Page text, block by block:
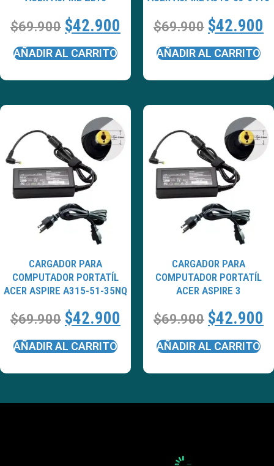
$69.900 $42.900
AÑADIR AL CARRITO
$69.900 $42.900
AÑADIR AL CARRITO
CARGADOR PARA
COMPUTADOR PORTATÍL
ACER ASPIRE A315-51-35NQ
$69.900 $42.900
AÑADIR AL CARRITO
CARGADOR PARA
COMPUTADOR PORTATÍL
ACER ASPIRE 3
$69.900 $42.900
AÑADIR AL CARRITO